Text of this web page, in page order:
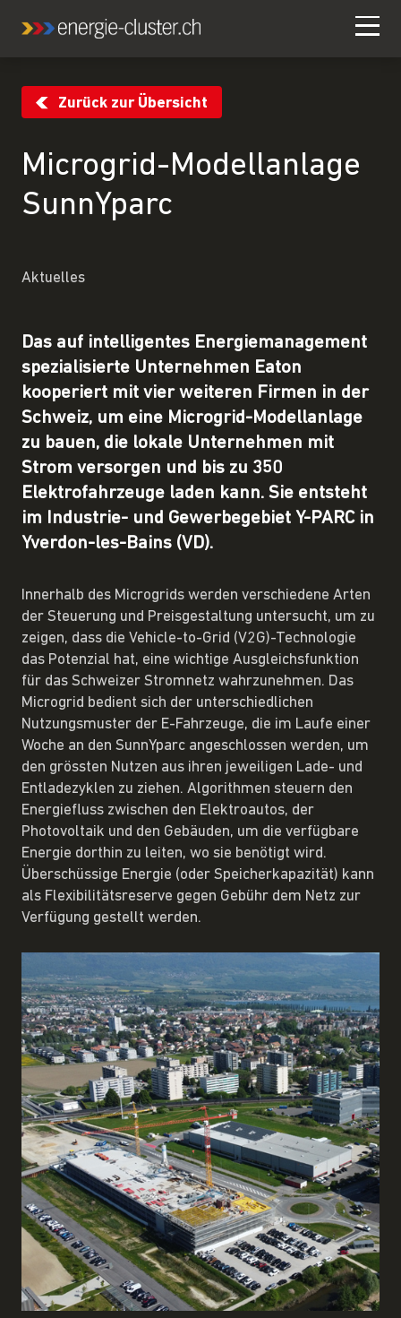
Zurück zur Übersicht
Microgrid-Modellanlage
SunnYparc
Aktuelles
Das auf intelligentes Energiemanagement
spezialisierte Unternehmen Eaton
kooperiert mit vier weiteren Firmen in der
Schweiz, um eine Microgrid-Modellanlage
zu bauen, die lokale Unternehmen mit
Strom versorgen und bis zu 350
Elektrofahrzeuge laden kann. Sie entsteht
im Industrie- und Gewerbegebiet Y-PARC in
Yverdon-les-Bains (VD).
Innerhalb des Microgrids werden verschiedene Arten
der Steuerung und Preisgestaltung untersucht, um zu
zeigen, dass die Vehicle-to-Grid (V2G)-Technologie
das Potenzial hat, eine wichtige Ausgleichsfunktion
für das Schweizer Stromnetz wahrzunehmen. Das
Microgrid bedient sich der unterschiedlichen
Nutzungsmuster der E-Fahrzeuge, die im Laufe einer
Woche an den SunnYparc angeschlossen werden, um
den grössten Nutzen aus ihren jeweiligen Lade- und
Entladezyklen zu ziehen. Algorithmen steuern den
Energiefluss zwischen den Elektroautos, der
Photovoltaik und den Gebäuden, um die verfügbare
Energie dorthin zu leiten, wo sie benötigt wird.
Überschüssige Energie (oder Speicherkapazität) kann
als Flexibilitätsreserve gegen Gebühr dem Netz zur
Verfügung gestellt werden.